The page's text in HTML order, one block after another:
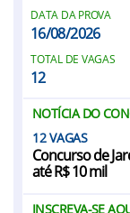
DATA DA PROVA
16/08/2026
TOTAL DE VAGAS
12
NOTÍCIA DO
12
Concurso de
até R$ 10 mil
INSCREVA-SE